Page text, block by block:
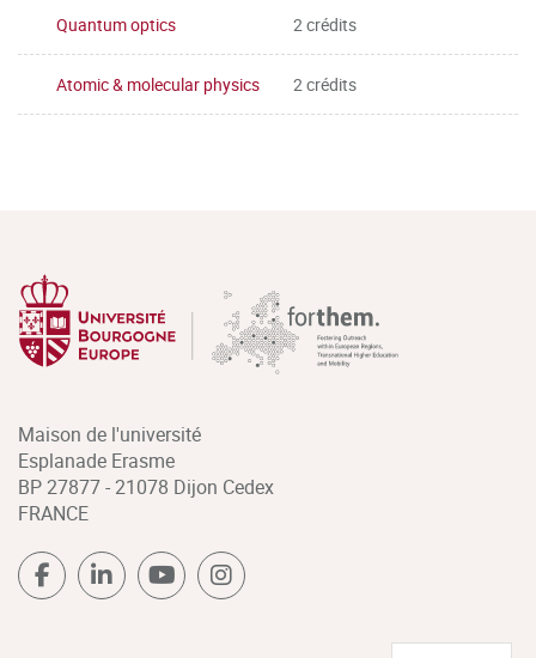
Quantum optics 2 crédits
Atomic & molecular physics 2 crédits
Maison de l'université
Esplanade Erasme
BP 27877 - 21078 Dijon Cedex
FRANCE